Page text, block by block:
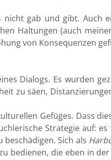
gab und gibt. Auch
Haltungen (auch
von Konsequenzen
Dialogs. Es wurden
zu säen,
Gefüges. Dass
Strategie auf:
Sich als
bedienen, die eben in